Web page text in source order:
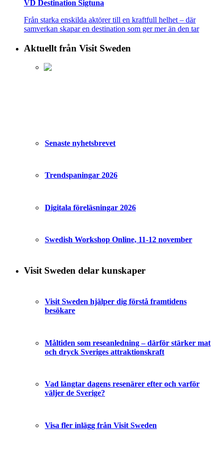
VD Destination Sigtuna
Från starka enskilda aktörer till en kraftfull helhet – där
samverkan skapar en destination som ger mer än den tar
Aktuellt från Visit Sweden
Senaste nyhetsbrevet
Trendspaningar 2026
Digitala föreläsningar 2026
Swedish Workshop Online, 11-12 november
Visit Sweden delar kunskaper
Visit Sweden hjälper dig förstå framtidens
besökare
Måltiden som reseanledning – därför stärker mat
och dryck Sveriges attraktionskraft
Vad längtar dagens resenärer efter och varför
väljer de Sverige?
Visa fler inlägg från Visit Sweden